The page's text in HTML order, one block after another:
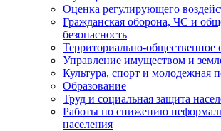
Оценка регулирующего
Гражданская оборона, ЧС и
безопасность
Территориально-общественное
Управление имуществом и
Культура, спорт и молодежная
Образование
Труд и социальная защита
Работы по снижению
населения